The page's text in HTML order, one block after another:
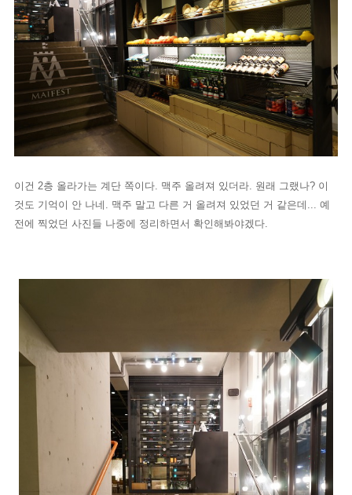
이건 2층 올라가는 계단 쪽이다. 맥주 올려져 있더라. 원래 그랬나? 이
것도 기억이 안 나네. 맥주 말고 다른 거 올려져 있었던 거 같은데... 예
전에 찍었던 사진들 나중에 정리하면서 확인해봐야겠다.